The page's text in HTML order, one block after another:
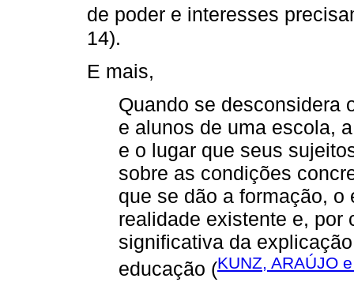
de poder e interesses
14).
E mais,
Quando se desconsidera
e alunos de uma escola,
e o lugar que seus
sobre as condições
que se dão a formação,
realidade existente e, por
significativa da
educação (KUNZ, ARAÚJO